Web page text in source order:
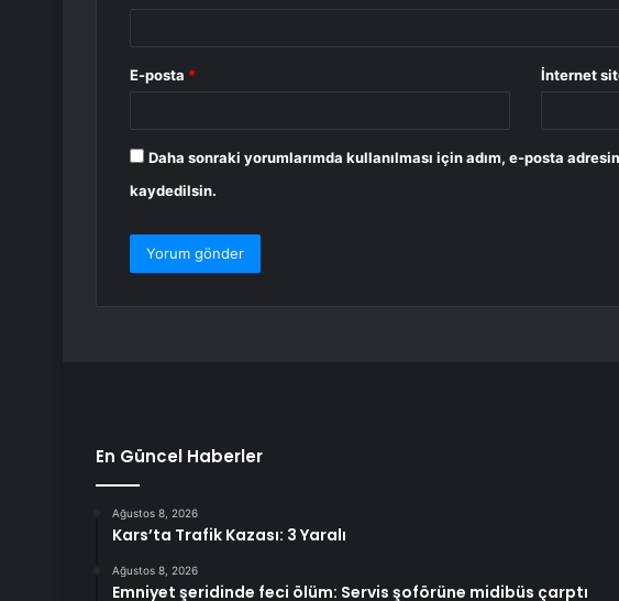
E-posta * İnternet
Daha sonraki yorumlarımda kullanılması için adım, e-posta
kaydedilsin.
En Güncel Haberler
Ağustos 8, 2026
Kars’ta Trafik Kazası: 3 Yaralı
Ağustos 8, 2026
Emniyet şeridinde feci ölüm: Servis şoförüne midibüs çarptı